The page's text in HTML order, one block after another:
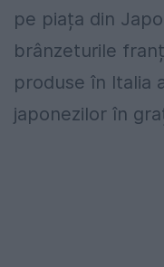
pe piața din
brânzeturile
produse în Italia
japonezilor în